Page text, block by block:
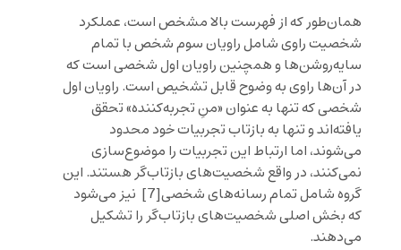
همان‌طور که از فهرست بالا مشخص است، عملکرد
شخصیت راوی شامل راویان سوم شخص با تمام
سایه‌روشن‌ها و همچنین راویان اول شخصی است که
در آن‌ها راوی به وضوح قابل تشخیص است. راویان اول
شخصی که تنها به عنوان «منِ تجربه‌کننده» تحقق
یافته‌اند و تنها به بازتاب تجربیات خود محدود
می‌شوند، اما ارتباط این تجربیات را موضوع‌سازی
نمی‌کنند، در واقع شخصیت‌های بازتاب‌گر هستند. این
گروه شامل تمام رسانه‌های شخصی[7]
نیز می‌شود
که بخش اصلی شخصیت‌های بازتاب‌گر را تشکیل
می‌دهند.